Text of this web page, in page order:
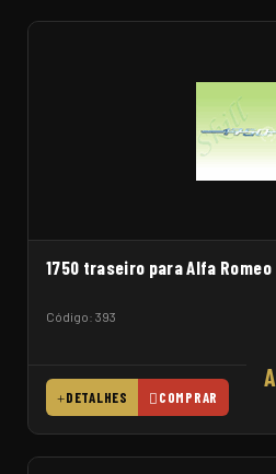
1750 traseiro para Alfa Romeo
Código: 393
DETALHES COMPRAR